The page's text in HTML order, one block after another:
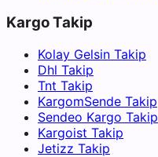
Kargo Takip
Kolay Gelsin Takip
Dhl Takip
Tnt Takip
KargomSende Takip
Sendeo Kargo Takip
Kargoist Takip
Jetizz Takip